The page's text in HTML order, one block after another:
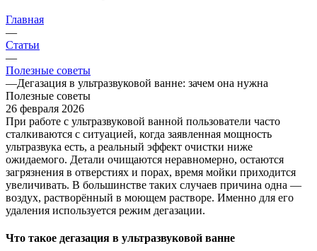
Главная
—
Статьи
—
Полезные советы
—Дегазация в ультразвуковой ванне: зачем она нужна
Полезные советы
26 февраля 2026
При работе с ультразвуковой ванной пользователи часто
сталкиваются с ситуацией, когда заявленная мощность
ультразвука есть, а реальный эффект очистки ниже
ожидаемого. Детали очищаются неравномерно, остаются
загрязнения в отверстиях и порах, время мойки приходится
увеличивать. В большинстве таких случаев причина одна —
воздух, растворённый в моющем растворе. Именно для его
удаления используется режим дегазации.
Что такое дегазация в ультразвуковой ванне